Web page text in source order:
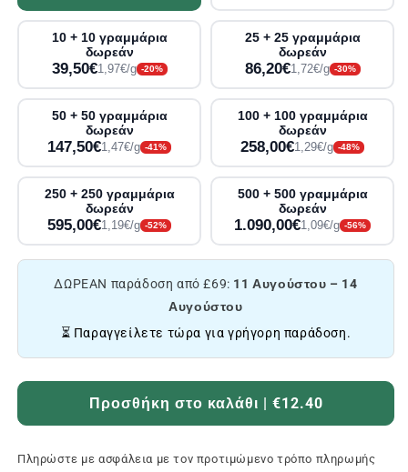
10 + 10 γραμμάρια
δωρεάν
39,50€1,97€/g -20%
25 + 25 γραμμάρια
δωρεάν
86,20€1,72€/g -30%
50 + 50 γραμμάρια
δωρεάν
147,50€1,47€/g -41%
100 + 100 γραμμάρια
δωρεάν
258,00€1,29€/g -48%
250 + 250 γραμμάρια
δωρεάν
595,00€1,19€/g -52%
500 + 500 γραμμάρια
δωρεάν
1.090,00€1,09€/g -56%
ΔΩΡΕΑΝ παράδοση από £69: 11 Αυγούστου – 14
Αυγούστου
⏳ Παραγγείλετε τώρα για γρήγορη παράδοση.
Προσθήκη στο καλάθι | €12.40
Πληρώστε με ασφάλεια με τον προτιμώμενο τρόπο πληρωμής